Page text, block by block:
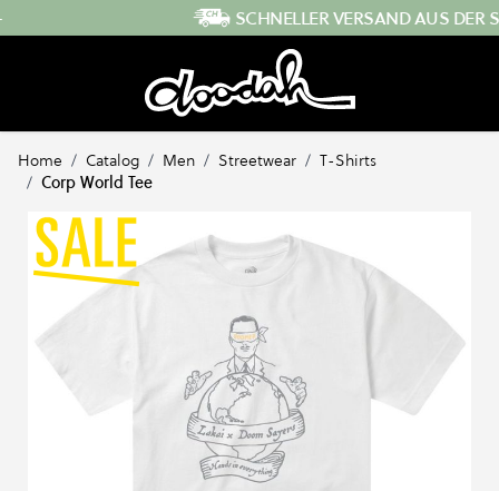
SCHNELLER VERSAND AUS DER SCHWEIZ
Home / Catalog / Men / Streetwear / T-Shirts
/ Corp World Tee